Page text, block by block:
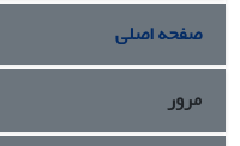
صفحه اصلی
مرور